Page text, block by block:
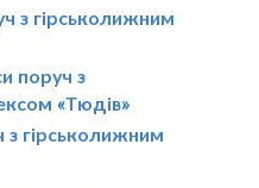
з гірськолижним
поруч з
«Тюдів»
з гірськолижним